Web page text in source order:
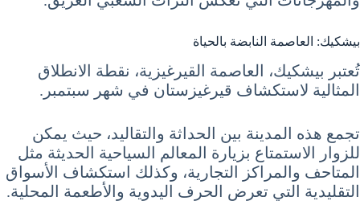
بيشكيك: العاصمة النابضة بالحياة
تُعتبر بيشكيك، العاصمة القيرغيزية، نقطة الانطلاق
المثالية لاستكشاف قيرغيزستان في شهر سبتمبر.
تجمع هذه المدينة بين الحداثة والتقاليد، حيث يمكن
للزوار الاستمتاع بزيارة المعالم السياحية الحديثة مثل
المتاحف والمراكز التجارية، وكذلك استكشاف الأسواق
التقليدية التي تعرض الحرف اليدوية والأطعمة المحلية.